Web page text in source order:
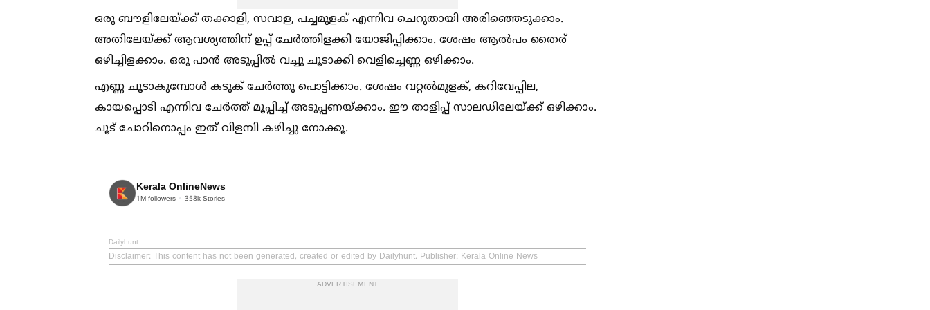
ഒരു ബൗളിലേയ്ക്ക് തക്കാളി, സവാള, പച്ചമുളക് എന്നിവ ചെറുതായി അരിഞ്ഞെടുക്കാം.
അതിലേയ്ക്ക് ആവശ്യത്തിന് ഉപ്പ് ചേർത്തിളക്കി യോജിപ്പിക്കാം. ശേഷം ആല്‍പം തൈര്
ഒഴിച്ചിളക്കാം. ഒരു പാൻ അടുപ്പില്‍ വച്ചു ചൂടാക്കി വെളിച്ചെണ്ണ ഒഴിക്കാം.
എണ്ണ ചൂടാകുമ്പോള്‍ കടുക് ചേർത്തു പൊട്ടിക്കാം. ശേഷം വറ്റല്‍മുളക്, കറിവേപ്പില,
കായപ്പൊടി എന്നിവ ചേർത്ത് മൂപ്പിച്ച്‌ അടുപ്പണയ്ക്കാം. ഈ താളിപ്പ് സാലഡിലേയ്ക്ക് ഒഴിക്കാം.
ചൂട് ചോറിനൊപ്പം ഇത് വിളമ്പി കഴിച്ചു നോക്കൂ.
Kerala OnlineNews
1M followers 358k Stories
Dailyhunt
Disclaimer: This content has not been generated, created or edited by Dailyhunt. Publisher: Kerala Online News
ADVERTISEMENT